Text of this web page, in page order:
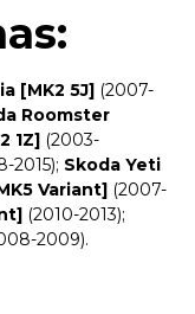
[MK2 5J] (2007-
Roomster
1Z] (2003-
2015); Skoda Yeti
Variant] (2007-
(2010-2013);
2009).